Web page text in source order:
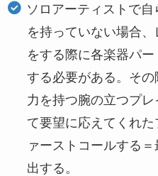
ソロアーティストで
を持っていない場合
をする際に各楽器パ
する必要がある。そ
力を持つ腕の立つプ
て要望に応えてくれ
ァーストコールする
出する。